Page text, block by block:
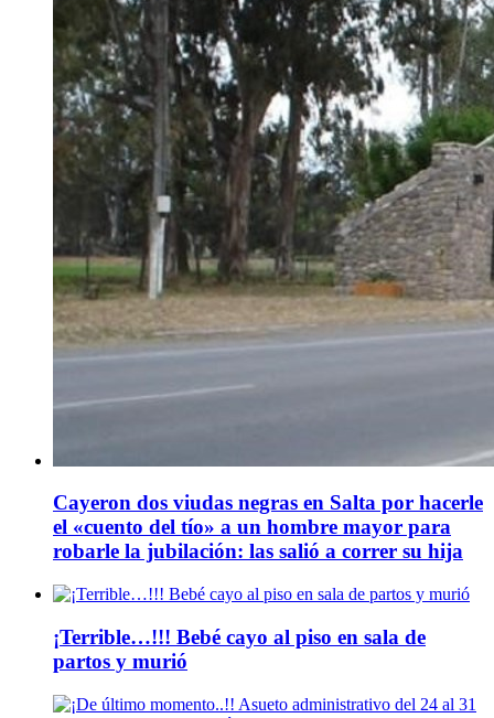
Cayeron dos viudas negras en Salta por hacerle
el «cuento del tío» a un hombre mayor para
robarle la jubilación: las salió a correr su hija
¡Terrible…!!! Bebé cayo al piso en sala de
partos y murió